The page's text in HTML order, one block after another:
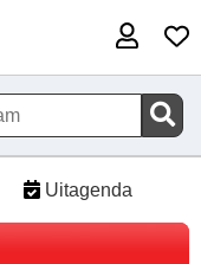
Uitagenda